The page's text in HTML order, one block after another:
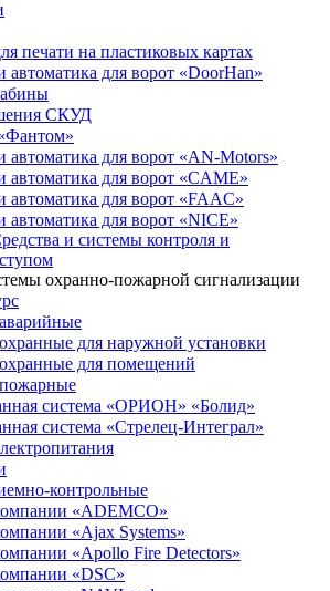
печати на пластиковых картах
для ворот «DoorHan»
СКУД
для ворот «AN-Motors»
для ворот «CAME»
для ворот «FAAC»
для ворот «NICE»
и системы контроля и
охранно-пожарной сигнализации
для наружной установки
для помещений
система «ОРИОН» «Болид»
система «Стрелец-Интеграл»
контрольные
«ADEMCO»
«Ajax Systems»
«Apollo Fire Detectors»
«DSC»